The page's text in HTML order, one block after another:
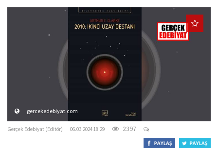
gercekedebiyat.com
Gerçek Edebiyat (Editör) 06.03.2024 18:29 2397